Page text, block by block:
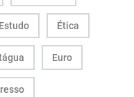
Estudo Ética
Euro